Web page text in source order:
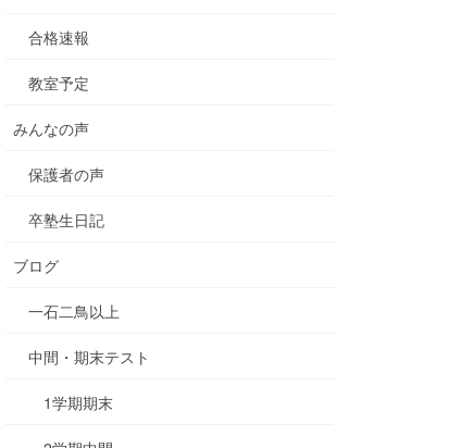
合格速報
教室予定
みんなの声
保護者の声
卒塾生日記
ブログ
一石二鳥以上
中間・期末テスト
1学期期末